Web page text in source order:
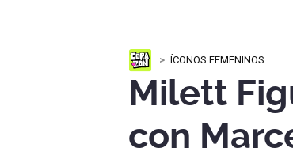
ÍCONOS FEMENINOS
Milett
con